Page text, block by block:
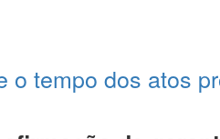
o tempo dos atos